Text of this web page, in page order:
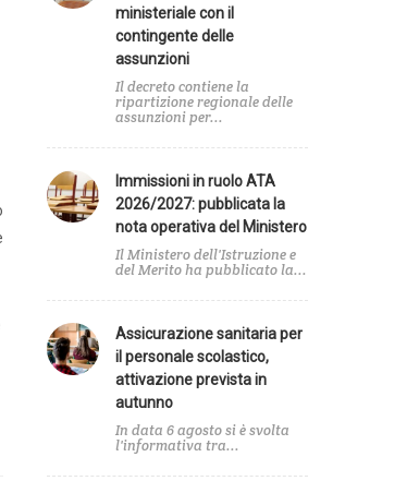
ministeriale con il
contingente delle
assunzioni
Il decreto contiene la
ripartizione regionale delle
assunzioni per...
Immissioni in ruolo ATA
2026/2027: pubblicata la
nota operativa del Ministero
Il Ministero dell'Istruzione e
del Merito ha pubblicato la...
Assicurazione sanitaria per
il personale scolastico,
attivazione prevista in
autunno
In data 6 agosto si è svolta
l'informativa tra...